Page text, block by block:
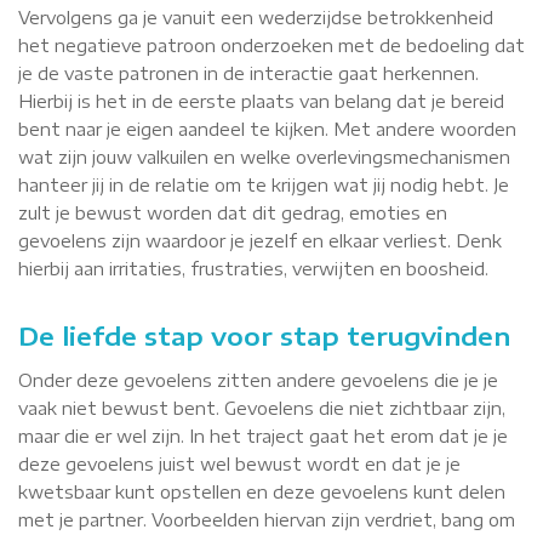
Vervolgens ga je vanuit een wederzijdse betrokkenheid
het negatieve patroon onderzoeken met de bedoeling dat
je de vaste patronen in de interactie gaat herkennen.
Hierbij is het in de eerste plaats van belang dat je bereid
bent naar je eigen aandeel te kijken. Met andere woorden
wat zijn jouw valkuilen en welke overlevingsmechanismen
hanteer jij in de relatie om te krijgen wat jij nodig hebt. Je
zult je bewust worden dat dit gedrag, emoties en
gevoelens zijn waardoor je jezelf en elkaar verliest. Denk
hierbij aan irritaties, frustraties, verwijten en boosheid.
De liefde stap voor stap terugvinden
Onder deze gevoelens zitten andere gevoelens die je je
vaak niet bewust bent. Gevoelens die niet zichtbaar zijn,
maar die er wel zijn. In het traject gaat het erom dat je je
deze gevoelens juist wel bewust wordt en dat je je
kwetsbaar kunt opstellen en deze gevoelens kunt delen
met je partner. Voorbeelden hiervan zijn verdriet, bang om